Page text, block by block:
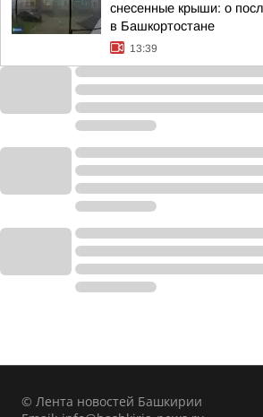
снесенные крыши: о
в Башкортостане
13:39
© Лента новостей Башкирии